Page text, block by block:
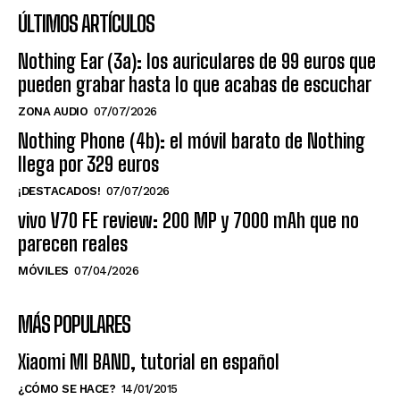
ÚLTIMOS ARTÍCULOS
Nothing Ear (3a): los auriculares de 99 euros que
pueden grabar hasta lo que acabas de escuchar
ZONA AUDIO 07/07/2026
Nothing Phone (4b): el móvil barato de Nothing
llega por 329 euros
¡DESTACADOS! 07/07/2026
vivo V70 FE review: 200 MP y 7000 mAh que no
parecen reales
MÓVILES 07/04/2026
MÁS POPULARES
Xiaomi MI BAND, tutorial en español
¿CÓMO SE HACE? 14/01/2015